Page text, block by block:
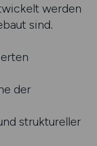
werden
sind.
der
struktureller